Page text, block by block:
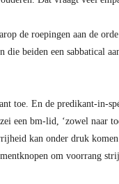
de roepingen aan de
beiden een sabbatical
toe. En de predikant-in-
een bm-lid, ‘zowel naar
kan onder druk komen
om voorrang